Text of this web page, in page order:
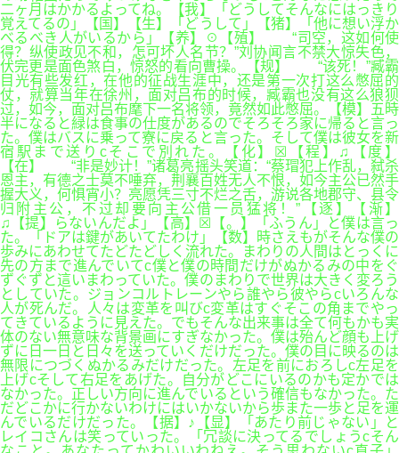
二ヶ月はかかるよってね。【我】「どうしてそんなにはっきり
覚えてるの」【国】【生】「どうして」【猪】「他に想い浮か
べるべき人がいるから」【养】☉【殖】 “司空，这如何使
得？纵使政见不和，怎可坏人名节？”刘协闻言不禁大惊失色，
伏完更是面色煞白，惊怒的看向曹操。【规】 “该死！”臧霸
目光有些发红，在他的征战生涯中，还是第一次打这么憋屈的
仗，就算当年在徐州，面对吕布的时候，臧霸也没有这么狼狈
过，如今，面对吕布麾下一名将领，竟然如此憋屈。【模】五時
半になると緑は食事の仕度があるのでそろそろ家に帰ると言っ
た。僕はバスに乗って寮に戻ると言った。そして僕は彼女を新
宿駅まで送りcそこで別れた。【化】☒【程】♫【度】
【在】 “非是妙计！”诸葛亮摇头笑道：“蔡瑁犯上作乱，弑杀
恩主，有德之士莫不唾弃，荆襄百姓无人不恨，如今主公已然手
握大义，何惧宵小？亮愿凭三寸不烂之舌，游说各地郡守、县令
归附主公，不过却要向主公借一员猛将！”【逐】【渐】
♫【提】らないんだよ」【高】☒【。】「ふうん」と僕は言っ
た。「ドアは鍵があいてたわけ」【数】時さえもがそんな僕の
歩みにあわせてたどたどしく流れた。まわりの人間はとっくに
先の方まで進んでいてc僕と僕の時間だけがぬかるみの中をぐ
ずぐずと這いまわっていた。僕のまわりで世界は大きく変ろう
としていた。ジョンコルトレーンやら誰やら彼やらcいろんな
人が死んだ。人々は変革を叫びc変革はすぐそこの角までやっ
てきているように見えた。でもそんな出来事は全て何もかも実
体のない無意味な背景画にすぎなかった。僕は殆んど顔も上げ
ずに日一日と日々を送っていくだけだった。僕の目に映るのは
無限につづくぬかるみだけだった。左足を前におろしc左足を
上げcそして右足をあげた。自分がどこにいるのかも定かでは
なかった。正しい方向に進んでいるという確信もなかった。た
だどこかに行かないわけにはいかないから歩また一歩と足を運
んでいるだけだった。【据】♪【显】「あたり前じゃない」と
レイコさんは笑っていった。「冗談に決ってるでしょうcそん